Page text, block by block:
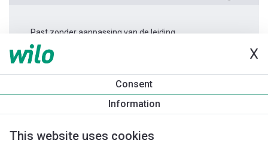
X
Consent
Information
This website uses cookies
Past zonder aanpassing van de leiding.
Productinformatie